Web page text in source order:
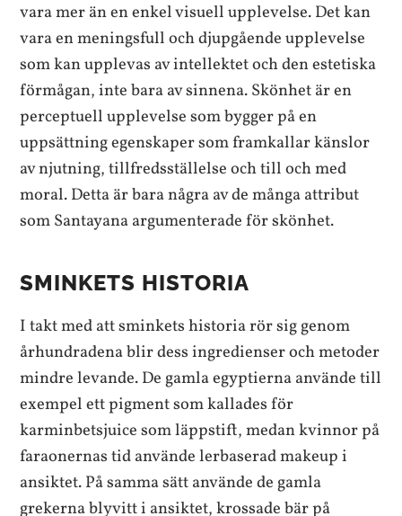
vara mer än en enkel visuell upplevelse. Det kan
vara en meningsfull och djupgående upplevelse
som kan upplevas av intellektet och den estetiska
förmågan, inte bara av sinnena. Skönhet är en
perceptuell upplevelse som bygger på en
uppsättning egenskaper som framkallar känslor
av njutning, tillfredsställelse och till och med
moral. Detta är bara några av de många attribut
som Santayana argumenterade för skönhet.
SMINKETS HISTORIA
I takt med att sminkets historia rör sig genom
århundradena blir dess ingredienser och metoder
mindre levande. De gamla egyptierna använde till
exempel ett pigment som kallades för
karminbetsjuice som läppstift, medan kvinnor på
faraonernas tid använde lerbaserad makeup i
ansiktet. På samma sätt använde de gamla
grekerna blyvitt i ansiktet, krossade bär på